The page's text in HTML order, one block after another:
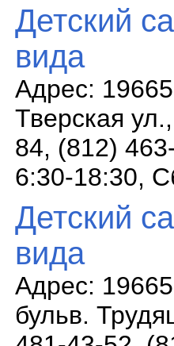
Детский
вида
Адрес:
Тверская
84, (812)
6:30-18:30,
Детский
вида
Адрес:
бульв.